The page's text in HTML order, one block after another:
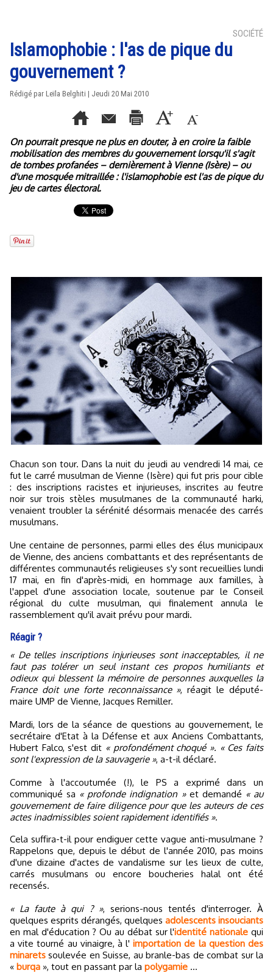
SOCIÉTÉ
Islamophobie : l'as de pique du
gouvernement ?
Rédigé par Leïla Belghiti | Jeudi 20 Mai 2010
On pourrait presque ne plus en douter, à en croire la faible
mobilisation des membres du gouvernement lorsqu'il s'agit
de tombes profanées – dernièrement à Vienne (Isère) – ou
d'une mosquée mitraillée : l'islamophobie est l'as de pique du
jeu de cartes électoral.
Chacun son tour. Dans la nuit du jeudi au vendredi 14 mai, ce
fut le carré musulman de Vienne (Isère) qui fut pris pour cible
: des inscriptions racistes et injurieuses, inscrites au feutre
noir sur trois stèles musulmanes de la communauté harki,
venaient troubler la sérénité désormais menacée des carrés
musulmans.
Une centaine de personnes, parmi elles des élus municipaux
de Vienne, des anciens combattants et des représentants de
différentes communautés religieuses s'y sont recueillies lundi
17 mai, en fin d'après-midi, en hommage aux familles, à
l'appel d'une association locale, soutenue par le Conseil
régional du culte musulman, qui finalement annula le
rassemblement qu'il avait prévu pour mardi.
Réagir ?
« De telles inscriptions injurieuses sont inacceptables, il ne
faut pas tolérer un seul instant ces propos humiliants et
odieux qui blessent la mémoire de personnes auxquelles la
France doit une forte reconnaissance », réagit le député-
maire UMP de Vienne, Jacques Remiller.
Mardi, lors de la séance de questions au gouvernement, le
secrétaire d'Etat à la Défense et aux Anciens Combattants,
Hubert Falco, s'est dit « profondément choqué ». « Ces faits
sont l'expression de la sauvagerie », a-t-il déclaré.
Comme à l'accoutumée (!), le PS a exprimé dans un
communiqué sa « profonde indignation »et demandé « au
gouvernement de faire diligence pour que les auteurs de ces
actes inadmissibles soient rapidement identifiés ».
Cela suffira-t-il pour endiguer cette vague anti-musulmane ?
Rappelons que, depuis le début de l'année 2010, pas moins
d'une dizaine d'actes de vandalisme sur les lieux de culte,
carrés musulmans ou encore boucheries halal ont été
recensés.
« La faute à qui ? », serions-nous tentés d'interroger. À
quelques esprits dérangés, quelques adolescents insouciants
en mal d'éducation ? Ou au débat sur l'identité nationale qui
a vite tourné au vinaigre, à l'importation de la question des
minarets soulevée en Suisse, au branle-bas de combat sur la
« burqa », tout en passant par la polygamie …